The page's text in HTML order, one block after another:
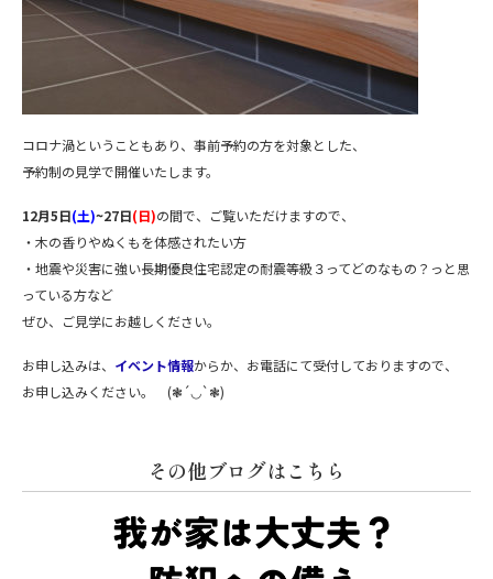
コロナ渦ということもあり、事前予約の方を対象とした、
予約制の見学で開催いたします。
12月5日(土)~27日(日)の間で、ご覧いただけますので、
・木の香りやぬくもを体感されたい方
・地震や災害に強い長期優良住宅認定の耐震等級３ってどのなもの？っと思
っている方など
ぜひ、ご見学にお越しください。
お申し込みは、 イベント情報からか、お電話にて受付しておりますので、
お申し込みください。 (❃´◡`❃)
その他ブログはこちら